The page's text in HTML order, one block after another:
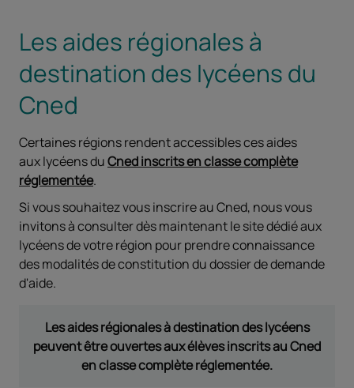
Les aides régionales à
destination des lycéens du
Cned
Certaines régions rendent accessibles ces aides
aux lycéens duCned inscrits en classe complète
réglementée.
Si vous souhaitez vous inscrire au Cned, nous vous
invitons à consulter dès maintenant le site dédié aux
lycéens de votre région pour prendre connaissance
des modalités de constitution du dossier de demande
d'aide.
Les aides régionales à destination des lycéens
peuvent être ouvertes aux élèves inscrits au Cned
en classe complète réglementée.